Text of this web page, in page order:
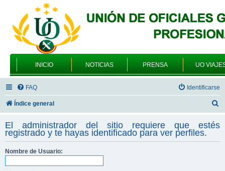
INICIO NOTICIAS PRENSA UO
FAQ Identificarse
Índice general
s
c
El administrador del sitio requiere que estés
registrado y te hayas identificado para ver perfiles.
Nombre de Usuario: